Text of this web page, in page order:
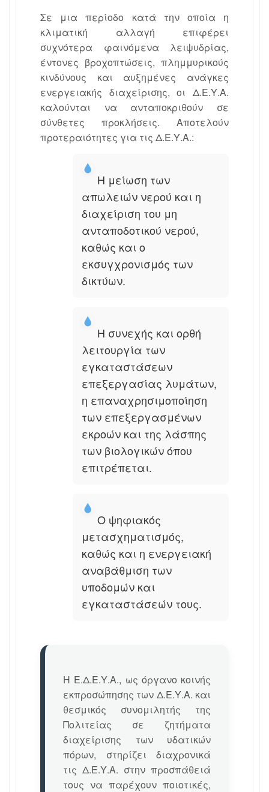
Σε μια περίοδο κατά την οποία η
κλιματική αλλαγή επιφέρει
συχνότερα φαινόμενα λειψυδρίας,
έντονες βροχοπτώσεις, πλημμυρικούς
κινδύνους και αυξημένες ανάγκες
ενεργειακής διαχείρισης, οι Δ.Ε.Υ.Α.
καλούνται να ανταποκριθούν σε
σύνθετες προκλήσεις. Αποτελούν
προτεραιότητες για τις Δ.Ε.Υ.Α.:
Η μείωση των
απωλειών νερού και η
διαχείριση του μη
ανταποδοτικού νερού,
καθώς και ο
εκσυγχρονισμός των
δικτύων.
Η συνεχής και ορθή
λειτουργία των
εγκαταστάσεων
επεξεργασίας λυμάτων,
η επαναχρησιμοποίηση
των επεξεργασμένων
εκροών και της λάσπης
των βιολογικών όπου
επιτρέπεται.
Ο ψηφιακός
μετασχηματισμός,
καθώς και η ενεργειακή
αναβάθμιση των
υποδομών και
εγκαταστάσεών τους.
Η Ε.Δ.Ε.Υ.Α., ως όργανο κοινής
εκπροσώπησης των Δ.Ε.Υ.Α. και
θεσμικός συνομιλητής της
Πολιτείας σε ζητήματα
διαχείρισης των υδατικών
πόρων, στηρίζει διαχρονικά
τις Δ.Ε.Υ.Α. στην προσπάθειά
τους να παρέχουν ποιοτικές,